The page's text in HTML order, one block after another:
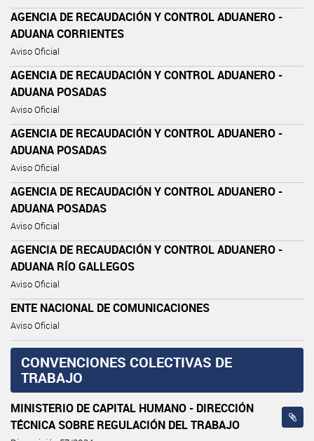
AGENCIA DE RECAUDACIÓN Y CONTROL ADUANERO -
ADUANA CORRIENTES
Aviso Oficial
AGENCIA DE RECAUDACIÓN Y CONTROL ADUANERO -
ADUANA POSADAS
Aviso Oficial
AGENCIA DE RECAUDACIÓN Y CONTROL ADUANERO -
ADUANA POSADAS
Aviso Oficial
AGENCIA DE RECAUDACIÓN Y CONTROL ADUANERO -
ADUANA POSADAS
Aviso Oficial
AGENCIA DE RECAUDACIÓN Y CONTROL ADUANERO -
ADUANA RÍO GALLEGOS
Aviso Oficial
ENTE NACIONAL DE COMUNICACIONES
Aviso Oficial
CONVENCIONES COLECTIVAS DE
TRABAJO
MINISTERIO DE CAPITAL HUMANO - DIRECCIÓN
TÉCNICA SOBRE REGULACIÓN DEL TRABAJO